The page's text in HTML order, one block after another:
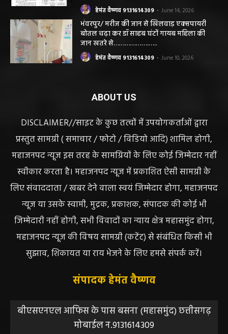
हेमंत वैष्णव 9131614309 - June 14, 2026
भंवरपुर/ मरीज की जान से खिलवाड़ एक्सपायरी
बोतल चढ़ा कर डॉ साहब घंटों गायब महिला की
जान खतरे से……………….…..
हेमंत वैष्णव 9131614309 - June 10, 2026
ABOUT US
DISCLAIMER//साइट के कुछ तत्वों में उपयोगकर्ताओं द्वारा
प्रस्तुत सामग्री ( समाचार / फोटो / विडियो आदि) शामिल होगी,
महाजनपद न्यूज इस तरह के सामग्रियों के लिए कोई जिम्मेदार नहीं
स्वीकार करता है। महाजनपद न्यूज में प्रकाशित ऐसी सामग्री के
लिए संवाददाता / खबर देने वाला स्वयं जिम्मेदार होगा, महाजनपद
न्यूज या उसके स्वामी, मुद्रक, प्रकाशक, संपादक की कोई भी
जिम्मेदारी नहीं होगी, सभी विवादों का न्याय क्षेत्र महासमुंद होगा,
महाजनपद न्यूज की विषय सामग्री (कटेंट) से संबंधित किसी भी
सुझाव, शिकायत या राय भेजने के लिए हमसे संपर्क करें।
संपादक हेमंत वैष्णव
बीएसएनएल आफिस के पास बसना (महासमुंद) छत्तीसगढ़
मोबाईल न.9131614309